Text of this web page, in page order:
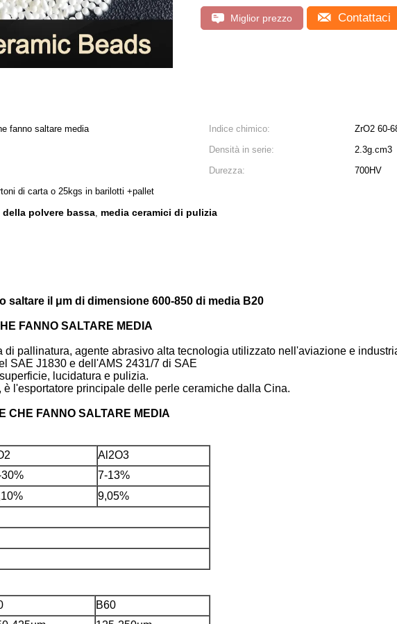
Miglior prezzo Contattaci
fanno saltare media Indice chimico:
ZrO2 60-
Densità in serie:
2.3g.cm3
Durezza:
700HV
di carta o 25kgs in barilotti +pallet
polvere bassa, media ceramici di pulizia
il μm di dimensione 600-850 di media B20
FANNO SALTARE MEDIA
di pallinatura, agente abrasivo alta tecnologia utilizzato nell'aviazione e
SAE J1830 e dell'AMS 2431/7 di SAE
lucidatura e pulizia.
l'esportatore principale delle perle ceramiche dalla Cina.
CHE FANNO SALTARE MEDIA
Al2O3
7-13%
9,05%
B60